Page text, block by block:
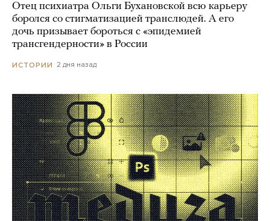
Отец психиатра Ольги Бухановской всю карьеру
боролся со стигматизацией транслюдей. А его
дочь призывает бороться с «эпидемией
трансгендерности» в России
ИСТОРИИ 2 дня назад